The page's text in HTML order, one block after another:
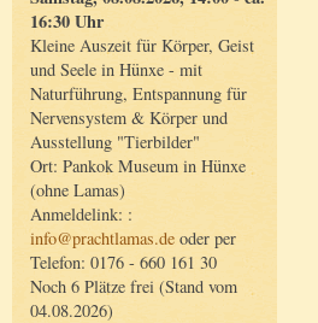
16:30 Uhr
Kleine Auszeit für Körper, Geist
und Seele in Hünxe - mit
Naturführung, Entspannung für
Nervensystem & Körper und
Ausstellung "Tierbilder"
Ort: Pankok Museum in Hünxe
(ohne Lamas)
Anmeldelink: :
info@prachtlamas.de oder per
Telefon: 0176 - 660 161 30
Noch 6 Plätze frei (Stand vom
04.08.2026)